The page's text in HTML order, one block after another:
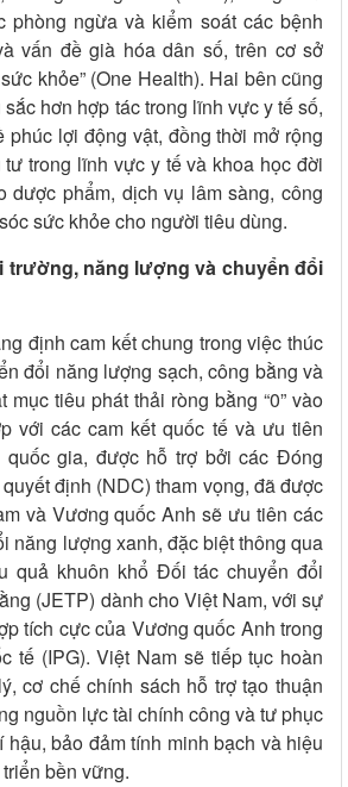
phòng ngừa và kiểm soát các bệnh
vấn đề già hóa dân số, trên cơ sở
khỏe” (One Health). Hai bên cũng
hơn hợp tác trong lĩnh vực y tế số,
phúc lợi động vật, đồng thời mở rộng
trong lĩnh vực y tế và khoa học đời
dược phẩm, dịch vụ lâm sàng, công
sức khỏe cho người tiêu dùng.
trường, năng lượng và chuyển đổi
định cam kết chung trong việc thúc
đổi năng lượng sạch, công bằng và
mục tiêu phát thải ròng bằng “0” vào
với các cam kết quốc tế và ưu tiên
quốc gia, được hỗ trợ bởi các Đóng
định (NDC) tham vọng, đã được
và Vương quốc Anh sẽ ưu tiên các
năng lượng xanh, đặc biệt thông qua
quả khuôn khổ Đối tác chuyển đổi
(JETP) dành cho Việt Nam, với sự
tích cực của Vương quốc Anh trong
tế (IPG). Việt Nam sẽ tiếp tục hoàn
cơ chế chính sách hỗ trợ tạo thuận
nguồn lực tài chính công và tư phục
hậu, bảo đảm tính minh bạch và hiệu
bền vững.